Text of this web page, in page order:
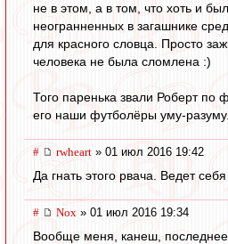
не в этом, а в том, что хоть и
неогранненных в загашнике
для красного словца. Просто
человека не была сломлена :)
Того паренька звали Роберт по
его наши футболёры уму-
# rwheart » 01 июл 2016 19:42
Да гнать этого рвача. Ведет
# Nox » 01 июл 2016 19:34
Вообще меня, канеш,